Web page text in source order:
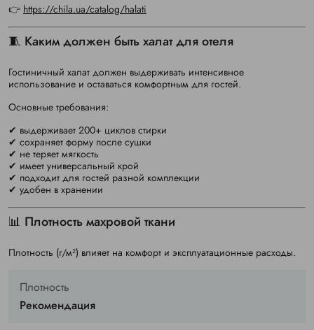
👉 https://chila.ua/catalog/halati
🧵 Каким должен быть халат для отеля
Гостиничный халат должен выдерживать интенсивное
использование и оставаться комфортным для гостей.
Основные требования:
✔ выдерживает 200+ циклов стирки
✔ сохраняет форму после сушки
✔ не теряет мягкость
✔ имеет универсальный крой
✔ подходит для гостей разной комплекции
✔ удобен в хранении
📊 Плотность махровой ткани
Плотность (г/м²) влияет на комфорт и эксплуатационные расходы.
Плотность
Рекомендация